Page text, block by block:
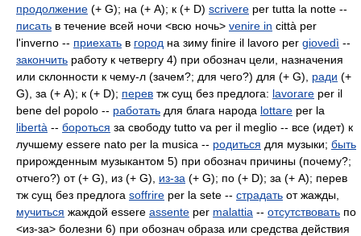
продолжение (+ G); на (+ A); к (+ D) scrivere per tutta la notte --
писать в течение всей ночи <всю ночь> venire in città per
l'inverno -- приехать в город на зиму finire il lavoro per giovedì --
закончить работу к четвергу 4) при обознач цели, назначения
или склонности к чему-л (зачем?; для чего?) для (+ G), ради (+
G), за (+ A); к (+ D); перев тж сущ без предлога: lavorare per il
bene del popolo -- работать для блага народа lottare per la
libertà -- бороться за свободу tutto va per il meglio -- все (идет) к
лучшему essere nato per la musica -- родиться для музыки; быть
прирожденным музыкантом 5) при обознач причины (почему?;
отчего?) от (+ G), из (+ G), из-за (+ G); по (+ D); за (+ A); перев
тж сущ без предлога soffrire per la sete -- страдать от жажды,
мучиться жаждой essere assente per malattia -- отсутствовать по
<из-за> болезни 6) при обознач образа или средства действия